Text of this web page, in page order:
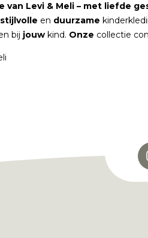
Levi & Meli – met liefde
stijlvolle en duurzame
bij jouw kind. Onze collectie